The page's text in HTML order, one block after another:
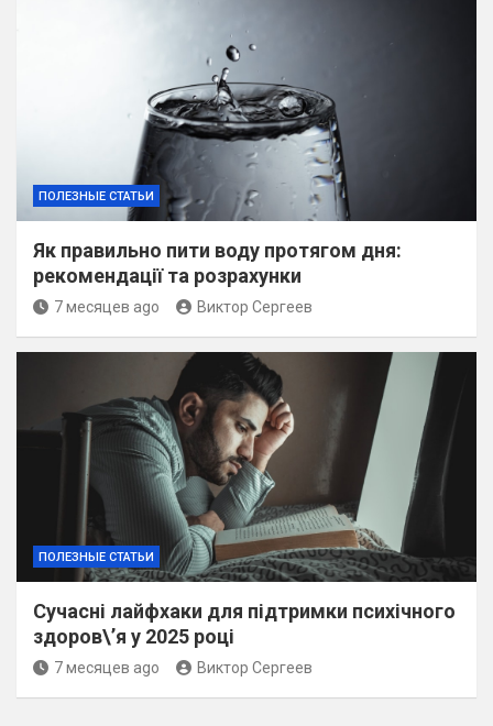
ПОЛЕЗНЫЕ СТАТЬИ
Як правильно пити воду протягом дня:
рекомендації та розрахунки
7 месяцев ago Виктор Сергеев
ПОЛЕЗНЫЕ СТАТЬИ
Сучасні лайфхаки для підтримки психічного
здоров\’я у 2025 році
7 месяцев ago Виктор Сергеев